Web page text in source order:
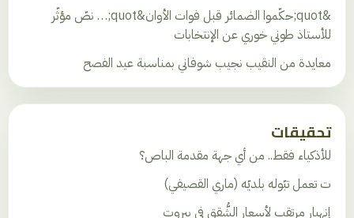
&quot;حكّموا الضمائر قبل فوات الأوان&quot;… نصّ مؤثّر
للأستاذ طوني خوري عن الإنتخابات
معايدة من النقيب نجيب شوفاني بمناسبة عيد الفصح
تحقيقات
للأذكياء فقط.. من أي جهة مقدمة الباص؟
ت تعمل تبّوله بلديّه (ماري القصيفي)
إنهيار مرتقب لأسعارِ الشُّقق في بيروت